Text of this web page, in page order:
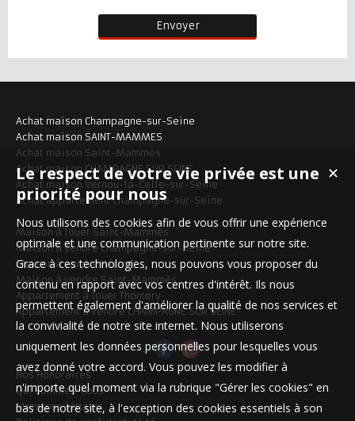
Achat maison Champagne-sur-Seine
Achat maison SAINT-MAMMES
Achat maison Saint-Mammès
Achat maison CHAMPAGNE SUR SEINE
Achat maison Vernou-la-Celle-sur-Seine
Achat appartement Champagne-sur-Seine
Maison à louer Saint-Mammès
Maison à vendre Champagne-sur-Seine
Maison à vendre Héricy
Maison à vendre Saint-Mammès
Appartement à louer Thomery
Appartement à vendre CHAMPAGNE SUR SEINE
Nos Honoraires
Qui sommes-nous
Mentions légales
✕
Le respect de votre vie privée est une
priorité pour nous
Nous utilisons des cookies afin de vous offrir une expérience
optimale et une communication pertinente sur notre site.
Grace à ces technologies, nous pouvons vous proposer du
contenu en rapport avec vos centres d'intérêt. Ils nous
permettent également d'améliorer la qualité de nos services et
la convivialité de notre site internet. Nous utiliserons
uniquement les données personnelles pour lesquelles vous
avez donné votre accord. Vous pouvez les modifier à
n'importe quel moment via la rubrique "Gérer les cookies" en
bas de notre site, à l'exception des cookies essentiels à son